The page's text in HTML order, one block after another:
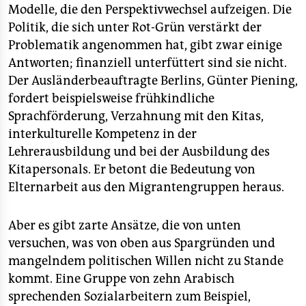
Modelle, die den Perspektivwechsel aufzeigen. Die
Politik, die sich unter Rot-Grün verstärkt der
Problematik angenommen hat, gibt zwar einige
Antworten; finanziell unterfüttert sind sie nicht.
Der Ausländerbeauftragte Berlins, Günter Piening,
fordert beispielsweise frühkindliche
Sprachförderung, Verzahnung mit den Kitas,
interkulturelle Kompetenz in der
Lehrerausbildung und bei der Ausbildung des
Kitapersonals. Er betont die Bedeutung von
Elternarbeit aus den Migrantengruppen heraus.
Aber es gibt zarte Ansätze, die von unten
versuchen, was von oben aus Spargründen und
mangelndem politischen Willen nicht zu Stande
kommt. Eine Gruppe von zehn Arabisch
sprechenden Sozialarbeitern zum Beispiel,